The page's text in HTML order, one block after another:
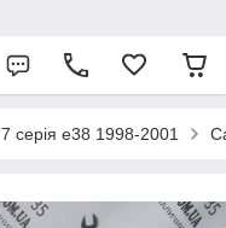
7 серія e38 1998-2001